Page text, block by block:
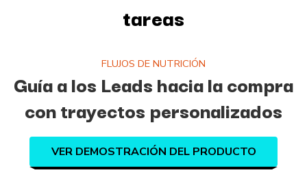
tareas
FLUJOS DE NUTRICIÓN
Guía a los Leads hacia la compra
con trayectos personalizados
VER DEMOSTRACIÓN DEL PRODUCTO